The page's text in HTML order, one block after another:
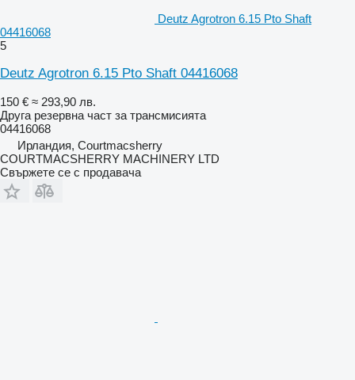
Deutz Agrotron 6.15 Pto Shaft
04416068
5
Deutz Agrotron 6.15 Pto Shaft 04416068
150 € ≈ 293,90 лв.
Друга резервна част за трансмисията
04416068
Ирландия, Courtmacsherry
COURTMACSHERRY MACHINERY LTD
Свържете се с продавача